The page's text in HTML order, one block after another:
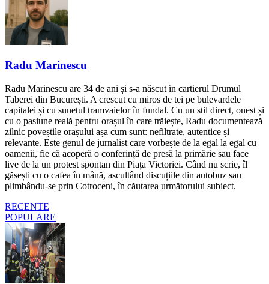
Radu Marinescu
Radu Marinescu are 34 de ani și s-a născut în cartierul Drumul
Taberei din București. A crescut cu miros de tei pe bulevardele
capitalei și cu sunetul tramvaielor în fundal. Cu un stil direct, onest și
cu o pasiune reală pentru orașul în care trăiește, Radu documentează
zilnic poveștile orașului așa cum sunt: nefiltrate, autentice și
relevante. Este genul de jurnalist care vorbește de la egal la egal cu
oamenii, fie că acoperă o conferință de presă la primărie sau face
live de la un protest spontan din Piața Victoriei. Când nu scrie, îl
găsești cu o cafea în mână, ascultând discuțiile din autobuz sau
plimbându-se prin Cotroceni, în căutarea următorului subiect.
RECENTE
POPULARE